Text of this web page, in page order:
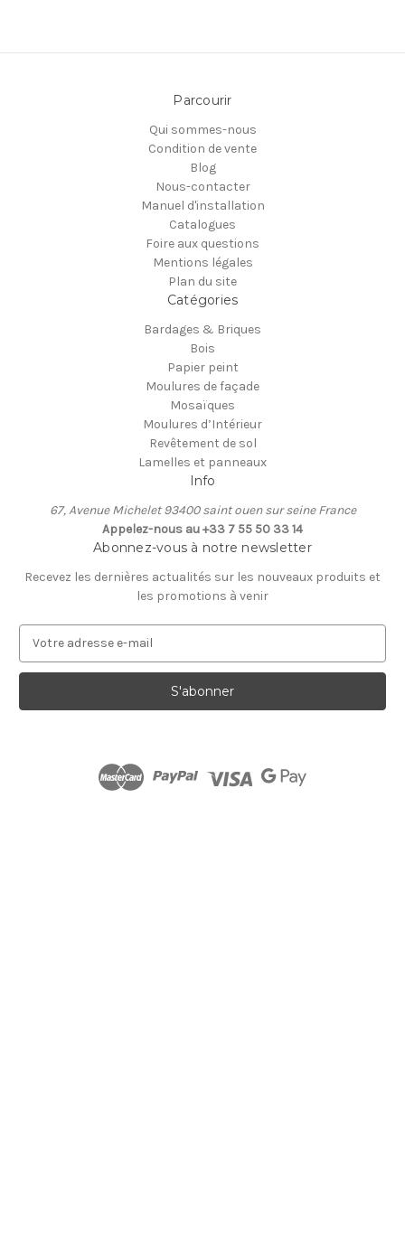
Parcourir
Qui sommes-nous
Condition de vente
Blog
Nous-contacter
Manuel d'installation
Catalogues
Foire aux questions
Mentions légales
Plan du site
Catégories
Bardages & Briques
Bois
Papier peint
Moulures de façade
Mosaïques
Moulures d’Intérieur
Revêtement de sol
Lamelles et panneaux
Info
67, Avenue Michelet 93400 saint ouen sur seine France
Appelez-nous au +33 7 55 50 33 14
Abonnez-vous à notre newsletter
Recevez les dernières actualités sur les nouveaux produits et
les promotions à venir
r
s